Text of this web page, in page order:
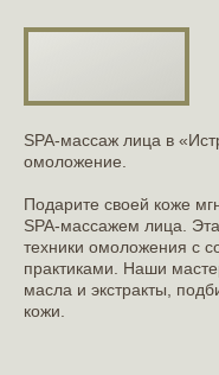
SPA-массаж лица в
омоложение.
Подарите своей коже
SPA-массажем лица.
техники омоложения с
практиками. Наши
масла и экстракты,
кожи.